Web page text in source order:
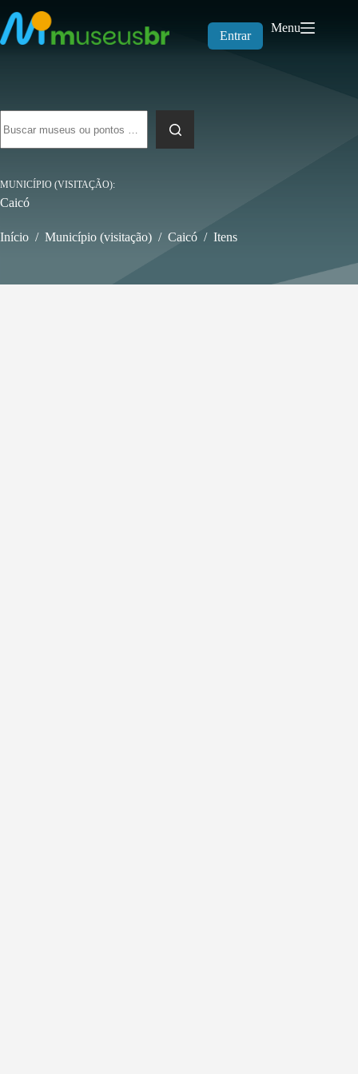
para
o
conteúdo
Entrar
Menu
resultados
MUNICÍPIO (VISITAÇÃO)
Caicó
Início / Município (visitação) / Caicó / Itens